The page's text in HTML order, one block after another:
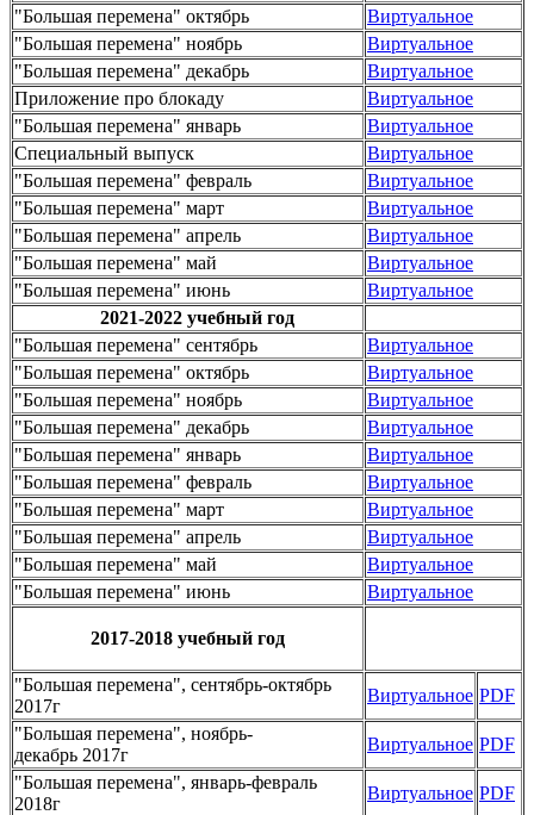
"Большая перемена" октябрь
Виртуальное
"Большая перемена" ноябрь
Виртуальное
"Большая перемена" декабрь
Виртуальное
Приложение про блокаду
Виртуальное
"Большая перемена" январь
Виртуальное
Специальный выпуск
Виртуальное
"Большая перемена" февраль
Виртуальное
"Большая перемена" март
Виртуальное
"Большая перемена" апрель
Виртуальное
"Большая перемена" май
Виртуальное
"Большая перемена" июнь
Виртуальное
2021-2022 учебный год
"Большая перемена" сентябрь
Виртуальное
"Большая перемена" октябрь
Виртуальное
"Большая перемена" ноябрь
Виртуальное
"Большая перемена" декабрь
Виртуальное
"Большая перемена" январь
Виртуальное
"Большая перемена" февраль
Виртуальное
"Большая перемена" март
Виртуальное
"Большая перемена" апрель
Виртуальное
"Большая перемена" май
Виртуальное
"Большая перемена" июнь
Виртуальное
2017-2018 учебный год
"Большая перемена", сентябрь-октябрь
2017г
Виртуальное PDF
"Большая перемена", ноябрь-
декабрь 2017г
Виртуальное PDF
"Большая перемена", январь-февраль
2018г
Виртуальное PDF